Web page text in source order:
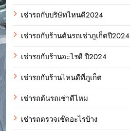
เช่ารถกับบริษัทไหนดี2024
เช่ารถกับร้านต้นรถเช่าภูเก็ตปี2024
เช่ารถกับร้านอะไรดี ปี2024
เช่ารถกับร้านไหนดีที่ภูเก็ต
เช่ารถต้นรถเช่าดีไหม
เช่ารถตรวจเช๊คอะไรบ้าง